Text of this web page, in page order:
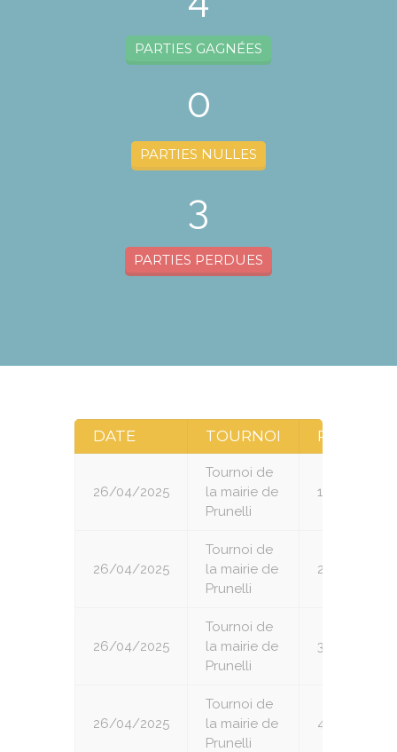
PARTIES GAGNÉES
0
PARTIES NULLES
3
PARTIES PERDUES
DATE TOURNOI RONDE
26/04/2025
Tournoi de
la mairie de
Prunelli
1
26/04/2025
Tournoi de
la mairie de
Prunelli
2
26/04/2025
Tournoi de
la mairie de
Prunelli
3
26/04/2025
Tournoi de
la mairie de
Prunelli
4